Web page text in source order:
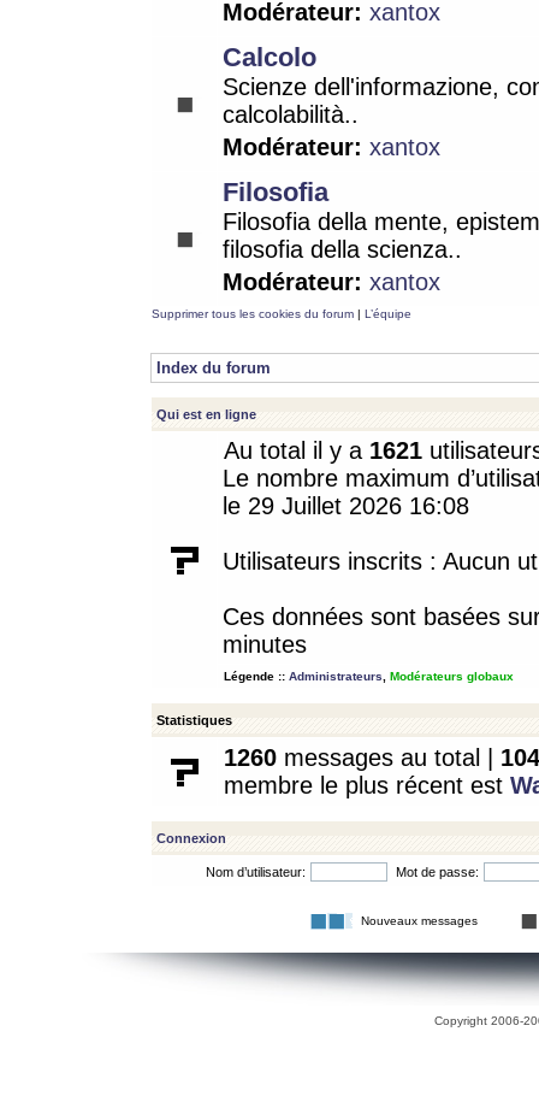
Modérateur: xantox
Calcolo
Scienze dell'informazione,
calcolabilità..
Modérateur: xantox
Filosofia
Filosofia della mente,
filosofia della scienza..
Modérateur: xantox
Supprimer tous les cookies du forum | L’équipe
Index du forum
Qui est en ligne
Au total il y a 1621
Le nombre maximum
le 29 Juillet 2026 16:08
Utilisateurs inscrits : Aucun
Ces données sont basées
minutes
Légende :: Administrateurs Modérateurs globaux
Statistiques
1260 messages au total | 104
membre le plus récent est
Connexion
Nom d’utilisateur: Mot de passe:
Nouveaux messages
Copyright 2006-